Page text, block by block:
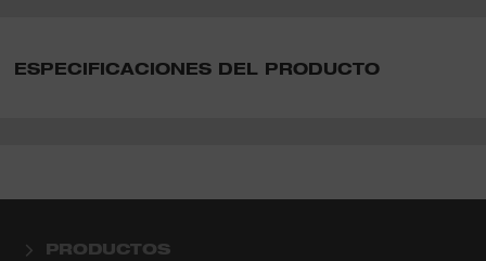
ESPECIFICACIONES DEL PRODUCTO
PRODUCTOS